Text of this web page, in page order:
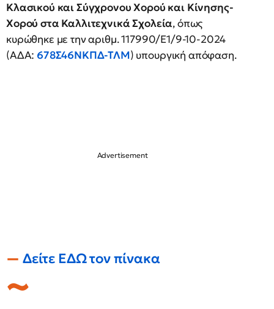
Κλασικού και Σύγχρονου Χορού και Κίνησης-
Χορού στα Καλλιτεχνικά Σχολεία, όπως
κυρώθηκε με την αριθμ. 117990/Ε1/9-10-2024
(ΑΔΑ: 678Σ46ΝΚΠΔ-ΤΛΜ) υπουργική απόφαση.
Δείτε ΕΔΩ τον πίνακα